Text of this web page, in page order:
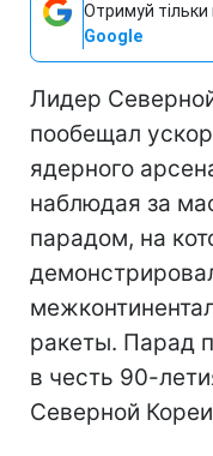
Отримуй
Google
Лидер
пообещал
ядерного
наблюдая за
парадом, на
ракеты. Парад
в честь 90-
Северной